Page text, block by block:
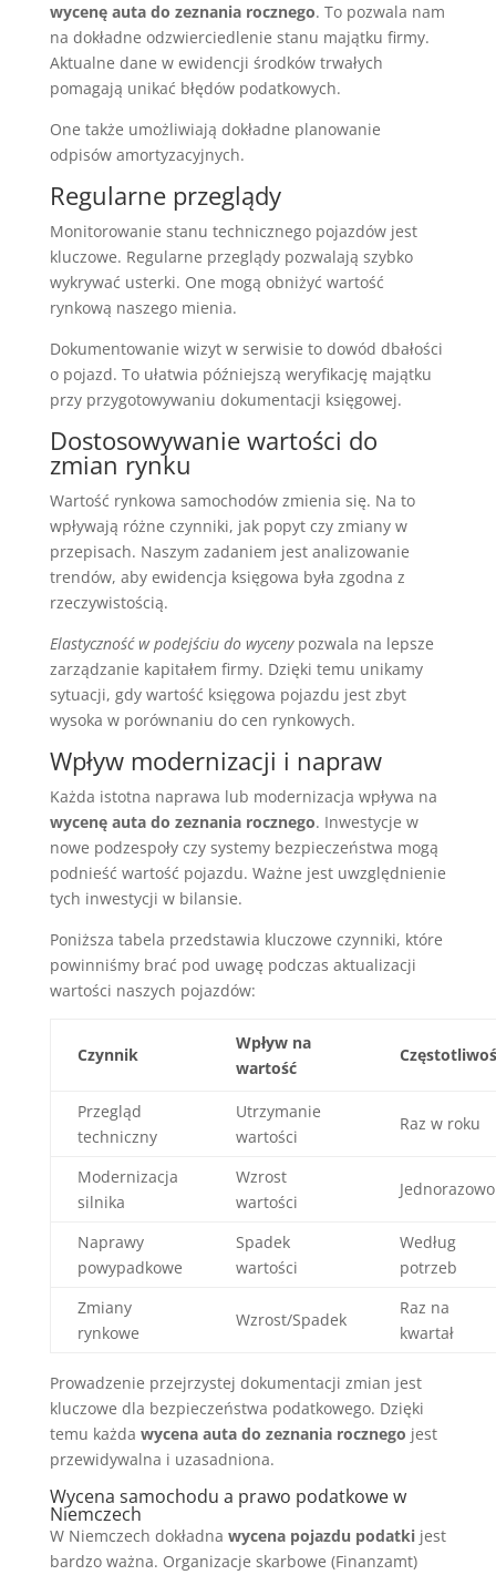
wycenę auta do zeznania rocznego. To pozwala nam
na dokładne odzwierciedlenie stanu majątku firmy.
Aktualne dane w ewidencji środków trwałych
pomagają unikać błędów podatkowych.
One także umożliwiają dokładne planowanie
odpisów amortyzacyjnych.
Regularne przeglądy
Monitorowanie stanu technicznego pojazdów jest
kluczowe. Regularne przeglądy pozwalają szybko
wykrywać usterki. One mogą obniżyć wartość
rynkową naszego mienia.
Dokumentowanie wizyt w serwisie to dowód dbałości
o pojazd. To ułatwia późniejszą weryfikację majątku
przy przygotowywaniu dokumentacji księgowej.
Dostosowywanie wartości do
zmian rynku
Wartość rynkowa samochodów zmienia się. Na to
wpływają różne czynniki, jak popyt czy zmiany w
przepisach. Naszym zadaniem jest analizowanie
trendów, aby ewidencja księgowa była zgodna z
rzeczywistością.
Elastyczność w podejściu do wycenypozwala na lepsze
zarządzanie kapitałem firmy. Dzięki temu unikamy
sytuacji, gdy wartość księgowa pojazdu jest zbyt
wysoka w porównaniu do cen rynkowych.
Wpływ modernizacji i napraw
Każda istotna naprawa lub modernizacja wpływa na
wycenę auta do zeznania rocznego. Inwestycje w
nowe podzespoły czy systemy bezpieczeństwa mogą
podnieść wartość pojazdu. Ważne jest uwzględnienie
tych inwestycji w bilansie.
Poniższa tabela przedstawia kluczowe czynniki, które
powinniśmy brać pod uwagę podczas aktualizacji
wartości naszych pojazdów:
Czynnik
Wpływ na
wartość
Przegląd
techniczny
Utrzymanie
wartości
Raz w roku
Modernizacja
silnika
Wzrost
wartości
Jednorazowo
Naprawy
powypadkowe
Spadek
wartości
Według
potrzeb
Zmiany
rynkowe
Wzrost/Spadek
Raz na
kwartał
Prowadzenie przejrzystej dokumentacji zmian jest
kluczowe dla bezpieczeństwa podatkowego. Dzięki
temu każda wycena auta do zeznania rocznego jest
przewidywalna i uzasadniona.
Wycena samochodu a prawo podatkowe w
Niemczech
W Niemczech dokładna wycena pojazdu podatkijest
bardzo ważna. Organizacje skarbowe (Finanzamt)